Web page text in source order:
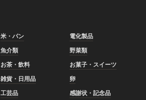
米・パン
電化製品
魚介類
野菜類
お茶・飲料
お菓子・スイーツ
雑貨・日用品
卵
工芸品
感謝状・記念品